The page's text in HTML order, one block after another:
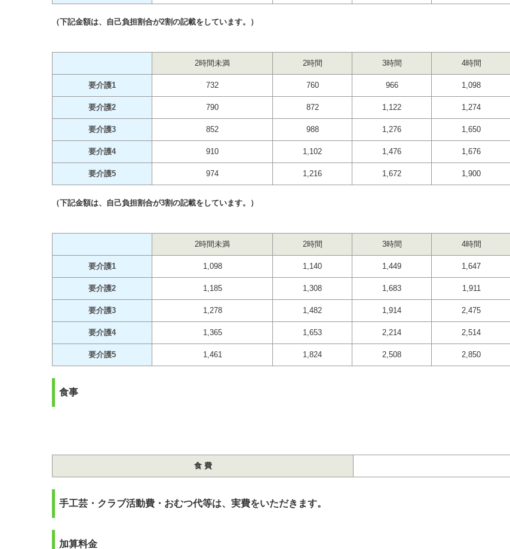
（下記金額は、自己負担割合が2割の記載をしています。）
2時間未満 2時間 3時間 4時間
要介護1 732 760 966 1,098
要介護2 790 872 1,122 1,274
要介護3 852 988 1,276 1,650
要介護4 910 1,102 1,476 1,676
要介護5 974 1,216 1,672 1,900
（下記金額は、自己負担割合が3割の記載をしています。）
2時間未満 2時間 3時間 4時間
要介護1 1,098 1,140 1,449 1,647
要介護2 1,185 1,308 1,683 1,911
要介護3 1,278 1,482 1,914 2,475
要介護4 1,365 1,653 2,214 2,514
要介護5 1,461 1,824 2,508 2,850
食事
食 費
手工芸・クラブ活動費・おむつ代等は、実費をいただきます。
加算料金